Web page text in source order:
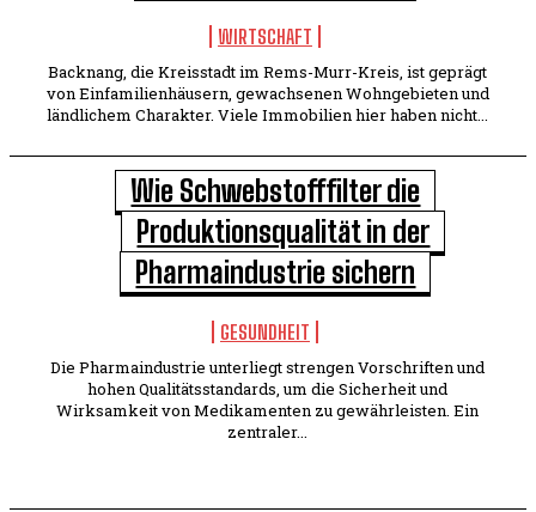
WIRTSCHAFT
Backnang, die Kreisstadt im Rems-Murr-Kreis, ist geprägt
von Einfamilienhäusern, gewachsenen Wohngebieten und
ländlichem Charakter. Viele Immobilien hier haben nicht...
Wie Schwebstofffilter die
Produktionsqualität in der
Pharmaindustrie sichern
GESUNDHEIT
Die Pharmaindustrie unterliegt strengen Vorschriften und
hohen Qualitätsstandards, um die Sicherheit und
Wirksamkeit von Medikamenten zu gewährleisten. Ein
zentraler...